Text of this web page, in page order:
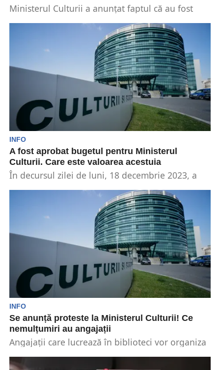
Ministerul Culturii a anunțat faptul că au fost
INFO
A fost aprobat bugetul pentru Ministerul
Culturii. Care este valoarea acestuia
În decursul zilei de luni, 18 decembrie 2023, a
INFO
Se anunță proteste la Ministerul Culturii! Ce
nemulțumiri au angajații
Angajații care lucrează în biblioteci vor organiza
fața...